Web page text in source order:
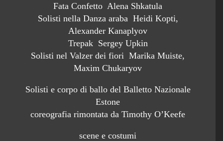
Fata Confetto Alena Shkatula
Solisti nella Danza araba Heidi Kopti,
Alexander Kanaplyov
Trepak Sergey Upkin
Solisti nel Valzer dei fiori Marika Muiste,
Maxim Chukaryov
Solisti e corpo di ballo del Balletto Nazionale
Estone
coreografia rimontata da Timothy O’Keefe
scene e costumi